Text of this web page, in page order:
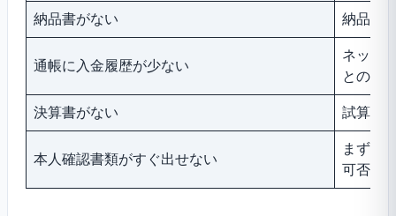
納品書がない 納品完
通帳に入金履歴が少ない
ネット
との支
決算書がない 試算表
本人確認書類がすぐ出せない
まず取
可否を